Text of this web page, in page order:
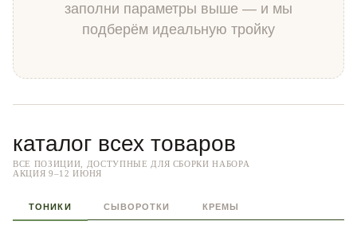
заполни параметры выше — и мы
подберём идеальную тройку
каталог всех товаров
ВСЕ ПОЗИЦИИ, ДОСТУПНЫЕ ДЛЯ СБОРКИ НАБОРА
АКЦИЯ 9–12 ИЮНЯ
ТОНИКИ СЫВОРОТКИ КРЕМЫ